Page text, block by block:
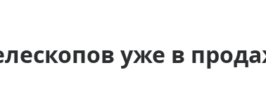
Наборы исследователя Bresser Junior
Наборы для химических опытов
уже в